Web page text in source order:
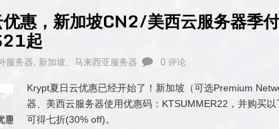
惠，新加坡CN2/美西云服务器季
起
服务器, 新加坡、马来西亚服务器 0 评论
Krypt夏日云优惠已经开始了！新加坡（可选Premium
器、美西云服务器使用优惠码：KTSUMMER22，并购买
可得七折(30% off)。